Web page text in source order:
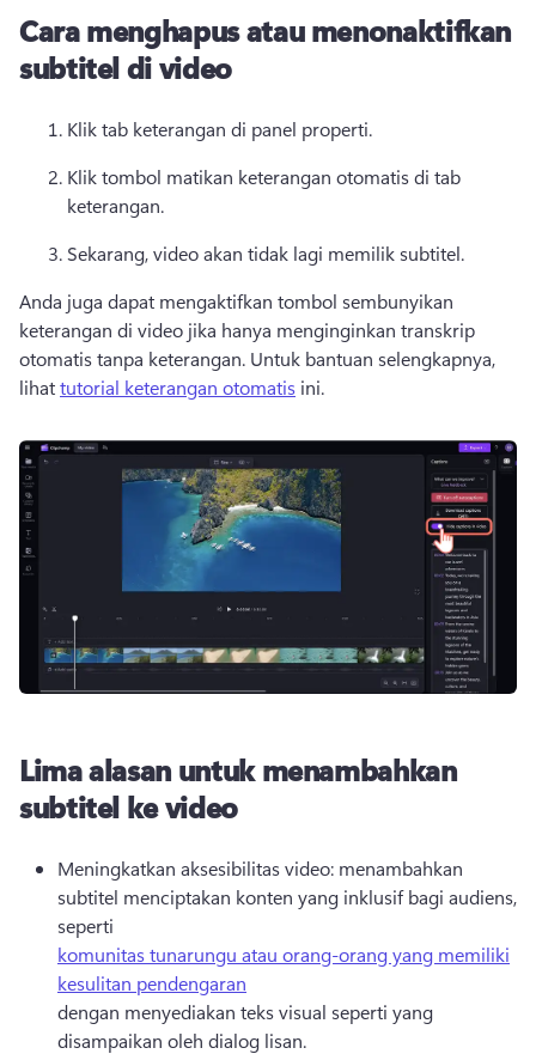
Cara menghapus atau menonaktifkan
subtitel di video
Klik tab keterangan di panel properti.
Klik tombol matikan keterangan otomatis di tab
keterangan.
Sekarang, video akan tidak lagi memilik subtitel.
Anda juga dapat mengaktifkan tombol sembunyikan
keterangan di video jika hanya menginginkan transkrip
otomatis tanpa keterangan. Untuk bantuan selengkapnya,
lihat tutorial keterangan otomatis ini.
Lima alasan untuk menambahkan
subtitel ke video
Meningkatkan aksesibilitas video: menambahkan
subtitel menciptakan konten yang inklusif bagi audiens,
seperti
komunitas tunarungu atau orang-orang yang memiliki
kesulitan pendengaran
dengan menyediakan teks visual seperti yang
disampaikan oleh dialog lisan.